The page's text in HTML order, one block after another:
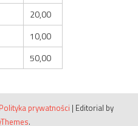
20,00
10,00
50,00
Polityka prywatności | Editorial by
.